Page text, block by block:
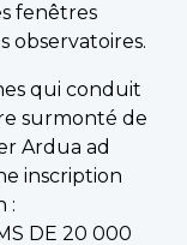
fenêtres
observatoires.
qui conduit
surmonté de
Ardua ad
inscription
:
DE 20 000